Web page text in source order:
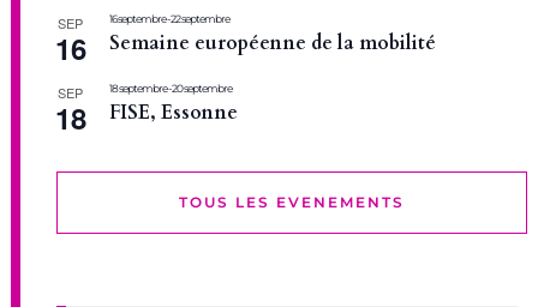
SEP
16
16 septembre-22 septembre
Semaine européenne de la mobilité
SEP
18
18 septembre-20 septembre
FISE, Essonne
TOUS LES EVENEMENTS